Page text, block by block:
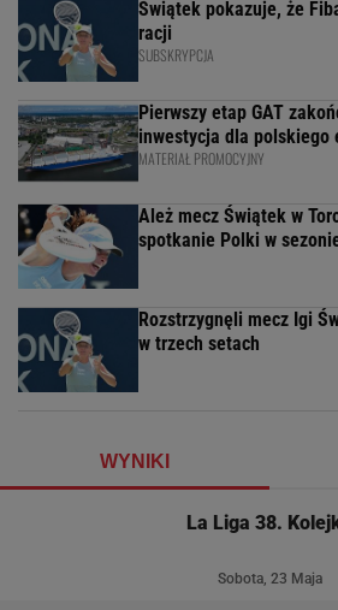
Świątek pokazuje, że
racji
SUBSKRYPCJA
Pierwszy etap GAT
inwestycja dla polskiego
MATERIAŁ PROMOCYJNY
Ależ mecz Świątek w
spotkanie Polki w
Rozstrzygnęli mecz Igi
w trzech setach
WYNIKI
La Liga 38.
Sobota, 23 Maja